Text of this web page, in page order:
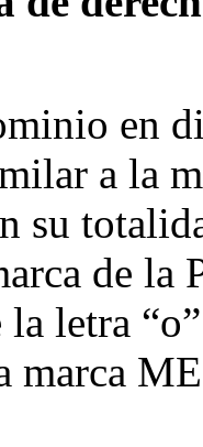
en
a la
su
de la
letra
marca